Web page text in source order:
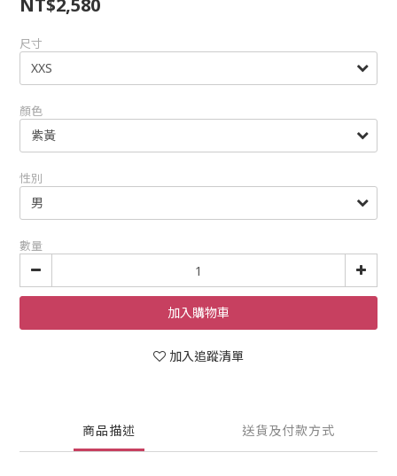
NT$2,580
尺寸
顏色
性別
數量
加入購物車
加入追蹤清單
商品描述 送貨及付款方式